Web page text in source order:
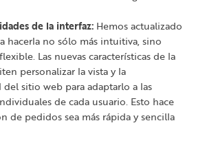
de la interfaz: Hemos actualizado
hacerla no sólo más intuitiva, sino
Las nuevas características de la
personalizar la vista y la
sitio web para adaptarlo a las
de cada usuario. Esto hace
de pedidos sea más rápida y sencilla